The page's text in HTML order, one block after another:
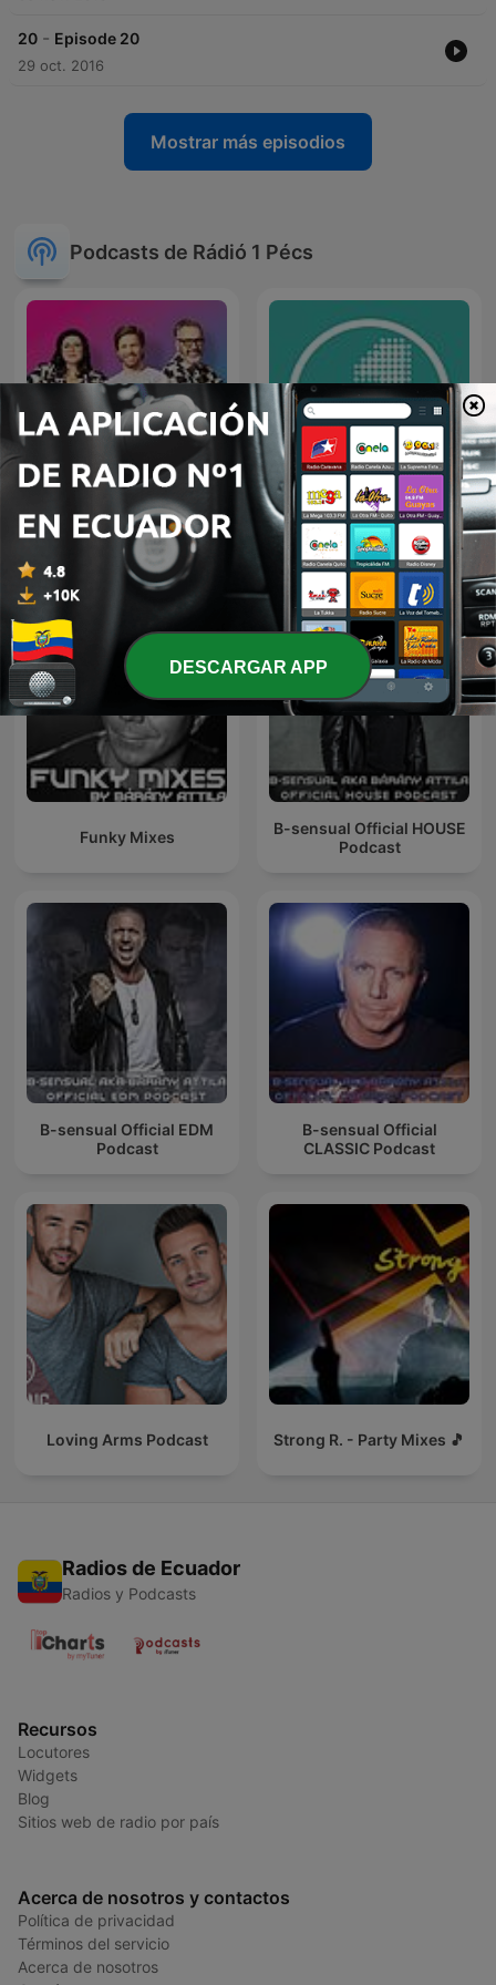
20 - Episode 20
29 oct. 2016
Mostrar más episodios
Podcasts de Rádió 1 Pécs
Balázsék Rádió 1
Funky Mixes
B-sensual Official HOUSE
Podcast
B-sensual Official EDM
Podcast
B-sensual Official
CLASSIC Podcast
Loving Arms Podcast Strong R. - Party Mixes 🎵
Radios de Ecuador
Radios y Podcasts
Recursos
Locutores
Widgets
Blog
Sitios web de radio por país
Acerca de nosotros y contactos
Política de privacidad
Términos del servicio
Acerca de nosotros
DESCARGAR APP